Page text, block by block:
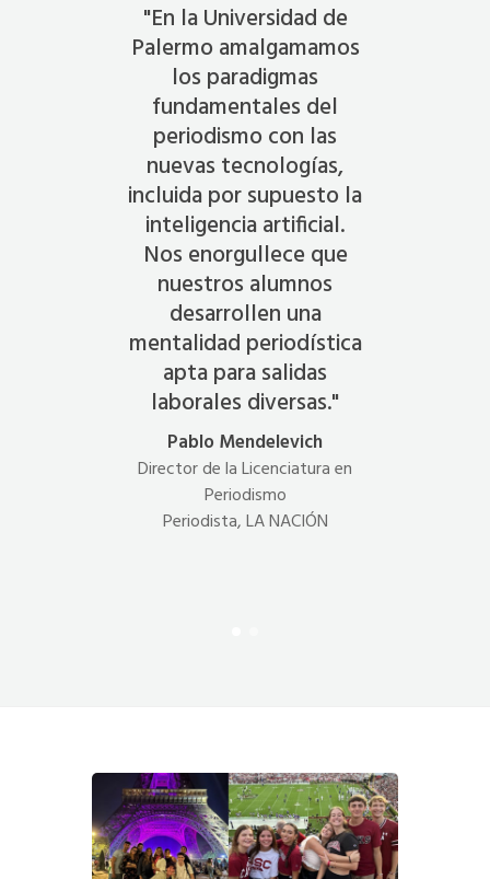
"En la Universidad de
Palermo amalgamamos
los paradigmas
fundamentales del
periodismo con las
nuevas tecnologías,
incluida por supuesto la
inteligencia artificial.
Nos enorgullece que
nuestros alumnos
desarrollen una
mentalidad periodística
apta para salidas
laborales diversas."
Pablo Mendelevich
Director de la Licenciatura en
Periodismo
Periodista, LA NACIÓN